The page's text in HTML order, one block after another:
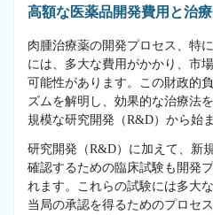
高額な医薬品開発費用と治
肉腫治療薬の開発プロセス、特
には、多大な費用がかかり、市
可能性があります。この財政的
ズムを解明し、効果的な治療法
規模な研究開発（R&D）から始
研究開発（R&D）に加えて、新
確認するための臨床試験も開発
れます。これらの試験には多大
当局の承認を得るためのプロセ